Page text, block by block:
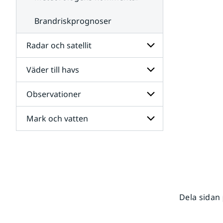
Brandriskprognoser
Radar och satellit
Undersidor
för
Radar
och
satellit
Väder till havs
Undersidor
för
Väder
till
havs
Observationer
Undersidor
för
Mark och vatten
Dela sidan